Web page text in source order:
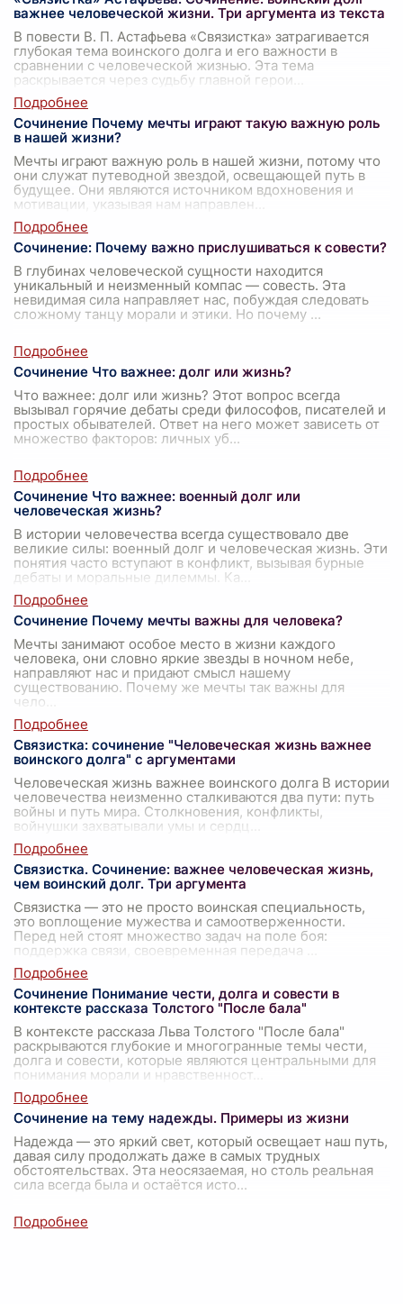
важнее человеческой жизни. Три аргумента из текста
В повести В. П. Астафьева «Связистка» затрагивается
глубокая тема воинского долга и его важности в
сравнении с человеческой жизнью. Эта тема
раскрывается через судьбу главной герои
Сочинение Почему мечты играют такую важную роль
в нашей жизни?
Мечты играют важную роль в нашей жизни, потому что
они служат путеводной звездой, освещающей путь в
будущее. Они являются источником вдохновения и
мотивации, указывая нам направлен
Сочинение: Почему важно прислушиваться к совести?
В глубинах человеческой сущности находится
уникальный и неизменный компас — совесть. Эта
невидимая сила направляет нас, побуждая следовать
сложному танцу морали и этики. Но почему ...
Сочинение Что важнее: долг или жизнь?
Что важнее: долг или жизнь? Этот вопрос всегда
вызывал горячие дебаты среди философов, писателей и
простых обывателей. Ответ на него может зависеть от
множество факторов: личных уб...
Сочинение Что важнее: военный долг или
человеческая жизнь?
В истории человечества всегда существовало две
великие силы: военный долг и человеческая жизнь. Эти
понятия часто вступают в конфликт, вызывая бурные
дебаты и моральные дилеммы. Ка
Сочинение Почему мечты важны для человека?
Мечты занимают особое место в жизни каждого
человека, они словно яркие звезды в ночном небе,
направляют нас и придают смысл нашему
существованию. Почему же мечты так важны для
чело
Связистка: сочинение "Человеческая жизнь важнее
воинского долга" с аргументами
Человеческая жизнь важнее воинского долга В истории
человечества неизменно сталкиваются два пути: путь
войны и путь мира. Столкновения, конфликты,
войнушки захватывали умы и сердц
Связистка. Сочинение: важнее человеческая жизнь,
чем воинский долг. Три аргумента
Связистка — это не просто воинская специальность,
это воплощение мужества и самоотверженности.
Перед ней стоят множество задач на поле боя:
поддержка связи, своевременная передача
Сочинение Понимание чести, долга и совести в
контексте рассказа Толстого "После бала"
В контексте рассказа Льва Толстого "После бала"
раскрываются глубокие и многогранные темы чести,
долга и совести, которые являются центральными для
понимания морали и нравственност
Сочинение на тему надежды. Примеры из жизни
Надежда — это яркий свет, который освещает наш путь,
давая силу продолжать даже в самых трудных
обстоятельствах. Эта неосязаемая, но столь реальная
сила всегда была и остаётся исто...